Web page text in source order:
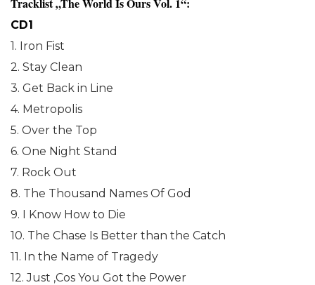
CD1
1. Iron Fist
2. Stay Clean
3. Get Back in Line
4. Metropolis
5. Over the Top
6. One Night Stand
7. Rock Out
8. The Thousand Names Of God
9. I Know How to Die
10. The Chase Is Better than the Catch
11. In the Name of Tragedy
12. Just ‚Cos You Got the Power